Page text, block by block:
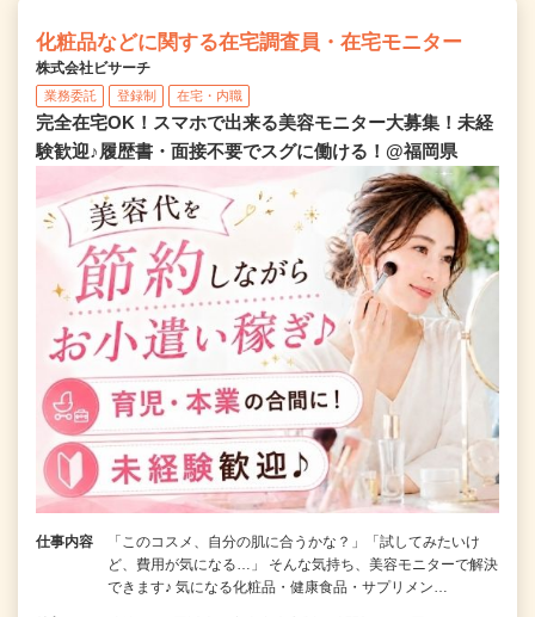
化粧品などに関する在宅調査員・在宅モニター
株式会社ビサーチ
業務委託 登録制 在宅・内職
完全在宅OK！スマホで出来る美容モニター大募集！未経
験歓迎♪履歴書・面接不要でスグに働ける！@福岡県
仕事内容
「このコスメ、自分の肌に合うかな？」「試してみたいけ
ど、費用が気になる…」 そんな気持ち、美容モニターで解決
できます♪ 気になる化粧品・健康食品・サプリメン…